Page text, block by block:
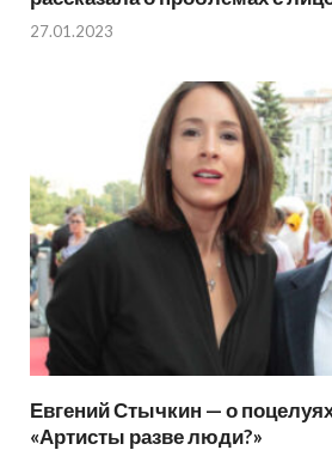
27.01.2023
Евгений Стычкин — о
«Артисты разве люди?»